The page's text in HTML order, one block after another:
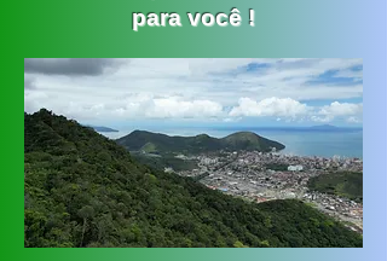
para você !